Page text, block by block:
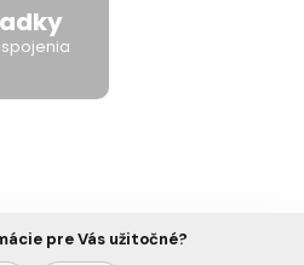
pre Vás užitočné?